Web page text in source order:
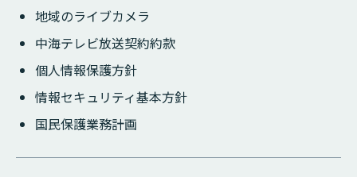
地域のライブカメラ
中海テレビ放送契約約款
個人情報保護方針
情報セキュリティ基本方針
国民保護業務計画